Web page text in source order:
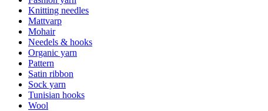
Knitting needles
Mattvarp
Mohair
Needels & hooks
Organic yarn
Pattern
Satin ribbon
Sock yarn
Tunisian hooks
Wool